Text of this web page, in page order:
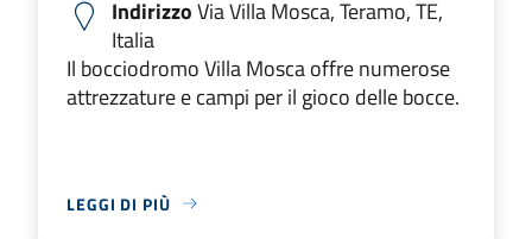
IndirizzoVia Villa Mosca, Teramo, TE,
Italia
Il bocciodromo Villa Mosca offre numerose
attrezzature e campi per il gioco delle bocce.
LEGGI DI PIÙ